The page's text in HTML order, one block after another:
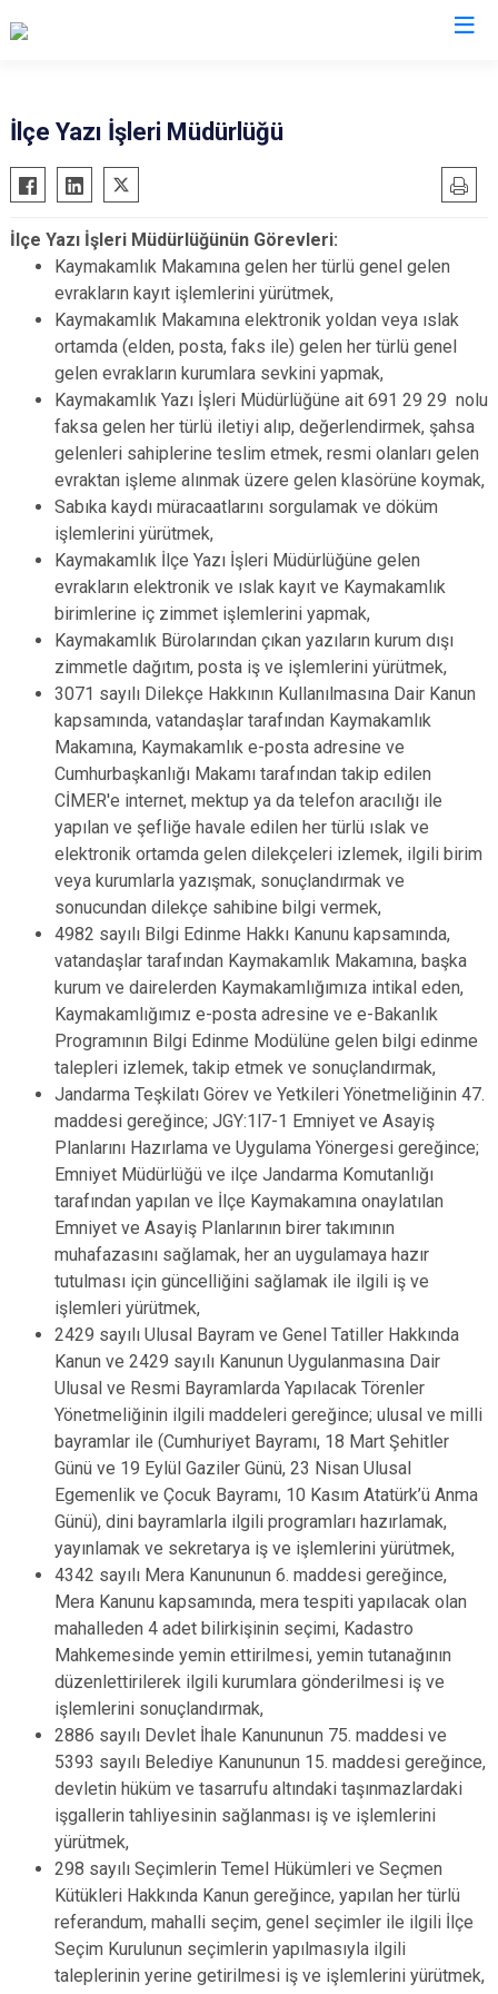
Akkışla
Bünyan
Develi
Felahiye
Hacılar
Kocasinan
Melikgazi
Sarıoğlan
Sarız
Talas
Tomarza
Yahyalı
Yeşilhisar
İlçe Yazı İşleri Müdürlüğü
İlçe Yazı İşleri Müdürlüğünün Görevleri:
Kaymakamlık Makamına gelen her türlü genel gelen
evrakların kayıt işlemlerini yürütmek,
Kaymakamlık Makamına elektronik yoldan veya ıslak
ortamda (elden, posta, faks ile) gelen her türlü genel
gelen evrakların kurumlara sevkini yapmak,
Kaymakamlık Yazı İşleri Müdürlüğüne ait 691 29 29 nolu
faksa gelen her türlü iletiyi alıp, değerlendirmek, şahsa
gelenleri sahiplerine teslim etmek, resmi olanları gelen
evraktan işleme alınmak üzere gelen klasörüne koymak,
Sabıka kaydı müracaatlarını sorgulamak ve döküm
işlemlerini yürütmek,
Kaymakamlık İlçe Yazı İşleri Müdürlüğüne gelen
evrakların elektronik ve ıslak kayıt ve Kaymakamlık
birimlerine iç zimmet işlemlerini yapmak,
Kaymakamlık Bürolarından çıkan yazıların kurum dışı
zimmetle dağıtım, posta iş ve işlemlerini yürütmek,
3071 sayılı Dilekçe Hakkının Kullanılmasına Dair Kanun
kapsamında, vatandaşlar tarafından Kaymakamlık
Makamına, Kaymakamlık e-posta adresine ve
Cumhurbaşkanlığı Makamı tarafından takip edilen
CİMER'e internet, mektup ya da telefon aracılığı ile
yapılan ve şefliğe havale edilen her türlü ıslak ve
elektronik ortamda gelen dilekçeleri izlemek, ilgili birim
veya kurumlarla yazışmak, sonuçlandırmak ve
sonucundan dilekçe sahibine bilgi vermek,
4982 sayılı Bilgi Edinme Hakkı Kanunu kapsamında,
vatandaşlar tarafından Kaymakamlık Makamına, başka
kurum ve dairelerden Kaymakamlığımıza intikal eden,
Kaymakamlığımız e-posta adresine ve e-Bakanlık
Programının Bilgi Edinme Modülüne gelen bilgi edinme
talepleri izlemek, takip etmek ve sonuçlandırmak,
Jandarma Teşkilatı Görev ve Yetkileri Yönetmeliğinin 47.
maddesi gereğince; JGY:1l7-1 Emniyet ve Asayiş
Planlarını Hazırlama ve Uygulama Yönergesi gereğince;
Emniyet Müdürlüğü ve ilçe Jandarma Komutanlığı
tarafından yapılan ve İlçe Kaymakamına onaylatılan
Emniyet ve Asayiş Planlarının birer takımının
muhafazasını sağlamak, her an uygulamaya hazır
tutulması için güncelliğini sağlamak ile ilgili iş ve
işlemleri yürütmek,
2429 sayılı Ulusal Bayram ve Genel Tatiller Hakkında
Kanun ve 2429 sayılı Kanunun Uygulanmasına Dair
Ulusal ve Resmi Bayramlarda Yapılacak Törenler
Yönetmeliğinin ilgili maddeleri gereğince; ulusal ve milli
bayramlar ile (Cumhuriyet Bayramı, 18 Mart Şehitler
Günü ve 19 Eylül Gaziler Günü, 23 Nisan Ulusal
Egemenlik ve Çocuk Bayramı, 10 Kasım Atatürk’ü Anma
Günü), dini bayramlarla ilgili programları hazırlamak,
yayınlamak ve sekretarya iş ve işlemlerini yürütmek,
4342 sayılı Mera Kanununun 6. maddesi gereğince,
Mera Kanunu kapsamında, mera tespiti yapılacak olan
mahalleden 4 adet bilirkişinin seçimi, Kadastro
Mahkemesinde yemin ettirilmesi, yemin tutanağının
düzenlettirilerek ilgili kurumlara gönderilmesi iş ve
işlemlerini sonuçlandırmak,
2886 sayılı Devlet İhale Kanununun 75. maddesi ve
5393 sayılı Belediye Kanununun 15. maddesi gereğince,
devletin hüküm ve tasarrufu altındaki taşınmazlardaki
işgallerin tahliyesinin sağlanması iş ve işlemlerini
yürütmek,
298 sayılı Seçimlerin Temel Hükümleri ve Seçmen
Kütükleri Hakkında Kanun gereğince, yapılan her türlü
referandum, mahalli seçim, genel seçimler ile ilgili İlçe
Seçim Kurulunun seçimlerin yapılmasıyla ilgili
taleplerinin yerine getirilmesi iş ve işlemlerini yürütmek,